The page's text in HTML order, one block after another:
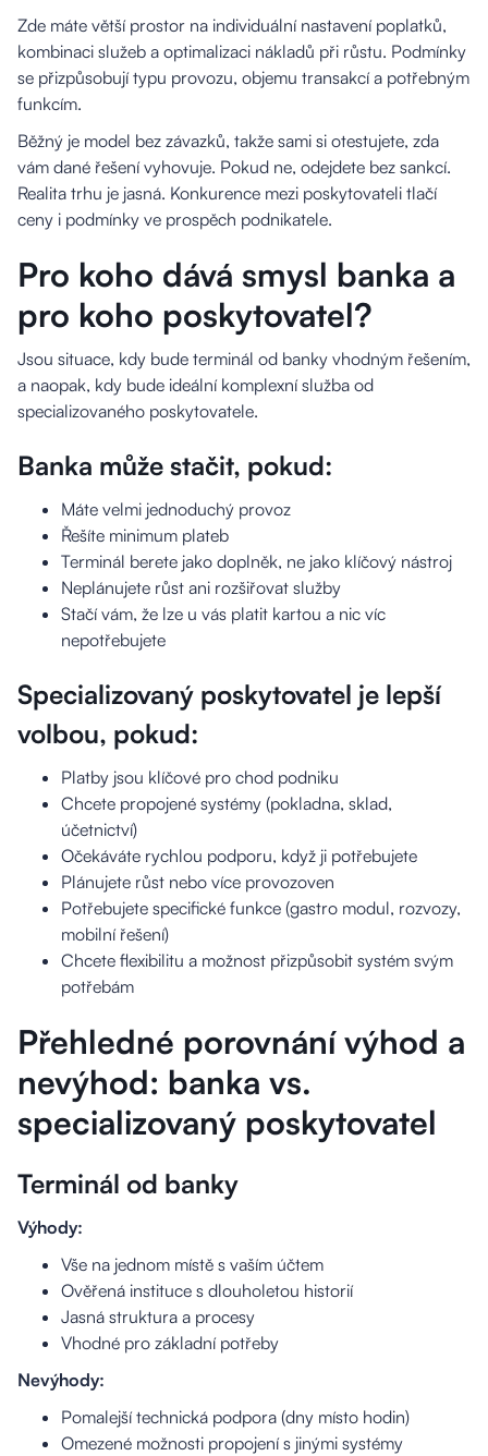
Zde máte větší prostor na individuální nastavení poplatků,
kombinaci služeb a optimalizaci nákladů při růstu. Podmínky
se přizpůsobují typu provozu, objemu transakcí a potřebným
funkcím.
Běžný je model bez závazků, takže sami si otestujete, zda
vám dané řešení vyhovuje. Pokud ne, odejdete bez sankcí.
Realita trhu je jasná. Konkurence mezi poskytovateli tlačí
ceny i podmínky ve prospěch podnikatele.
Pro koho dává smysl banka a
pro koho poskytovatel?
Jsou situace, kdy bude terminál od banky vhodným řešením,
a naopak, kdy bude ideální komplexní služba od
specializovaného poskytovatele.
Banka může stačit, pokud:
Máte velmi jednoduchý provoz
Řešíte minimum plateb
Terminál berete jako doplněk, ne jako klíčový nástroj
Neplánujete růst ani rozšiřovat služby
Stačí vám, že lze u vás platit kartou a nic víc
nepotřebujete
Specializovaný poskytovatel je lepší
volbou, pokud:
Platby jsou klíčové pro chod podniku
Chcete propojené systémy (pokladna, sklad,
účetnictví)
Očekáváte rychlou podporu, když ji potřebujete
Plánujete růst nebo více provozoven
Potřebujete specifické funkce (gastro modul, rozvozy,
mobilní řešení)
Chcete flexibilitu a možnost přizpůsobit systém svým
potřebám
Přehledné porovnání výhod a
nevýhod: banka vs.
specializovaný poskytovatel
Terminál od banky
Výhody:
Vše na jednom místě s vaším účtem
Ověřená instituce s dlouholetou historií
Jasná struktura a procesy
Vhodné pro základní potřeby
Nevýhody:
Pomalejší technická podpora (dny místo hodin)
Omezené možnosti propojení s jinými systémy